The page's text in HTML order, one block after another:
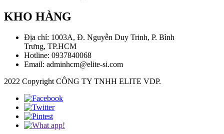
KHO HÀNG
Địa chỉ: 1003A, Đ. Nguyễn Duy Trinh, P. Bình
Trưng, TP.HCM
Hotline: 0937840068
Email: adminhcm@elite-si.com
2022 Copyright CÔNG TY TNHH ELITE VDP.